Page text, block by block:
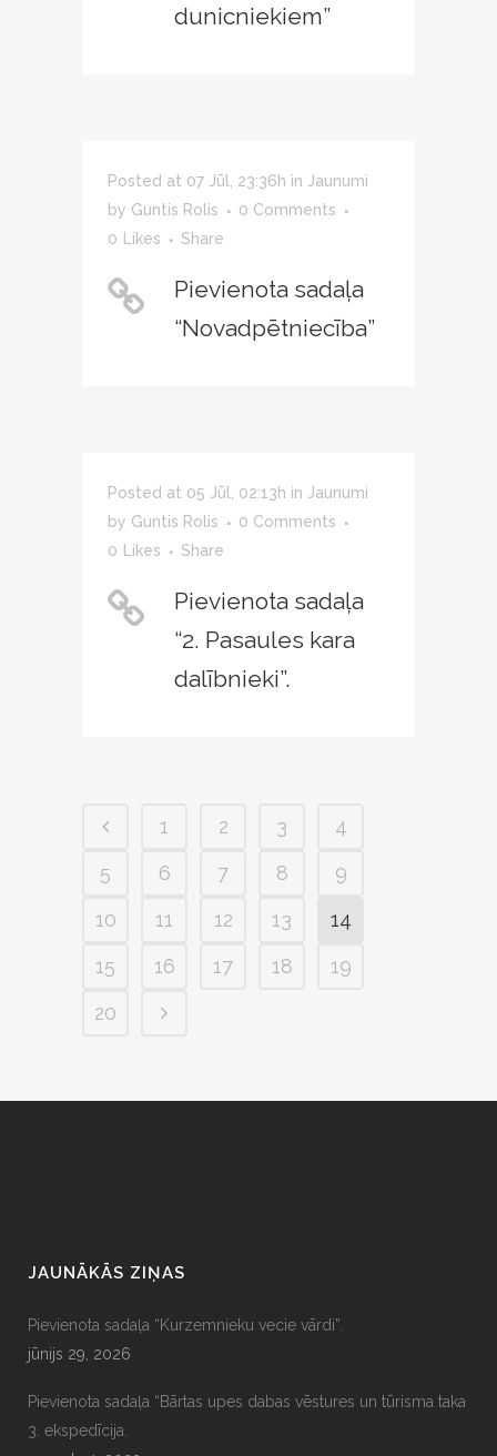
dunicniekiem”
Posted at 07 Jūl, 23:36h in Jaunumi
by Guntis Rolis
0 Comments
0
Likes Share
Pievienota sadaļa
“Novadpētniecība”
Posted at 05 Jūl, 02:13h in Jaunumi
by Guntis Rolis
0 Comments
0
Likes Share
Pievienota sadaļa
“2. Pasaules kara
dalībnieki”.
1 2 3
4
5
6 7 8
9
10
11 12 13
14
15
16 17 18
19
20
JAUNĀKĀS ZIŅAS
Pievienota sadaļa “Kurzemnieku vecie vārdi”.
jūnijs 29, 2026
Pievienota sadaļa “Bārtas upes dabas vēstures un tūrisma taka
3. ekspedīcija.